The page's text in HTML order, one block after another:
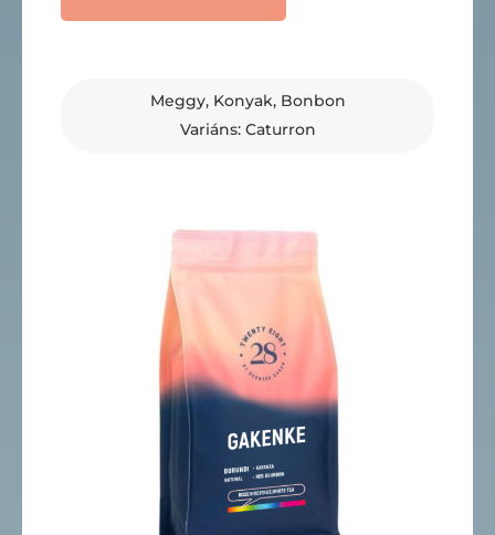
Meggy, Konyak, Bonbon
Variáns: Caturron